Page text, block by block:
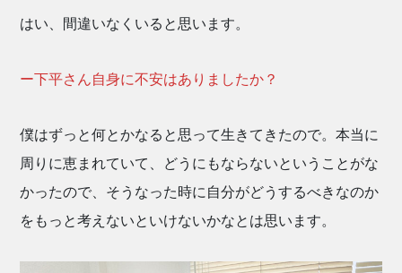
はい、間違いなくいると思います。
ー下平さん自身に不安はありましたか？
僕はずっと何とかなると思って生きてきたので。本当に
周りに恵まれていて、どうにもならないということがな
かったので、そうなった時に自分がどうするべきなのか
をもっと考えないといけないかなとは思います。